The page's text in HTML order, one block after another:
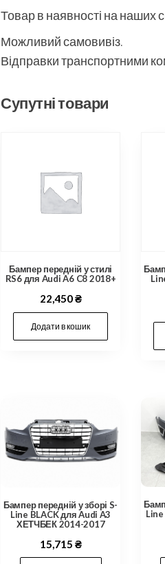
Товар в наявності на наших
Можливий самовивіз.
Відправки транспортними
Супутні товари
Бампер передній у стилі
RS6 для Audi A6 C8 2018+
22,450₴
Додати в кошик
Бампер передній у зборі S-
Line BLACK для Audi A3
ХЕТЧБЕК 2014-2017
15,715 ₴